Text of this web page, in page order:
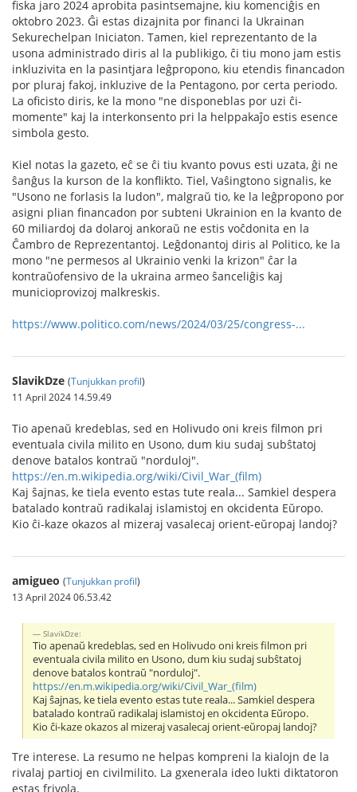
fiska jaro 2024 aprobita pasintsemajne, kiu komenciĝis en
oktobro 2023. Ĝi estas dizajnita por financi la Ukrainan
Sekurechelpan Iniciaton. Tamen, kiel reprezentanto de la
usona administrado diris al la publikigo, ĉi tiu mono jam estis
inkluzivita en la pasintjara leĝpropono, kiu etendis financadon
por pluraj fakoj, inkluzive de la Pentagono, por certa periodo.
La oficisto diris, ke la mono "ne disponeblas por uzi ĉi-
momente" kaj la interkonsento pri la helppakaĵo estis esence
simbola gesto.
Kiel notas la gazeto, eĉ se ĉi tiu kvanto povus esti uzata, ĝi ne
ŝanĝus la kurson de la konflikto. Tiel, Vaŝingtono signalis, ke
"Usono ne forlasis la ludon", malgraŭ tio, ke la leĝpropono por
asigni plian financadon por subteni Ukrainion en la kvanto de
60 miliardoj da dolaroj ankoraŭ ne estis voĉdonita en la
Ĉambro de Reprezentantoj. Leĝdonantoj diris al Politico, ke la
mono "ne permesos al Ukrainio venki la krizon" ĉar la
kontraŭofensivo de la ukraina armeo ŝanceliĝis kaj
municioprovizoj malkreskis.
https://www.politico.com/news/2024/03/25/congress-...
SlavikDze (Tunjukkan profil)
11 April 2024 14.59.49
Tio apenaŭ kredeblas, sed en Holivudo oni kreis filmon pri
eventuala civila milito en Usono, dum kiu sudaj subŝtatoj
denove batalos kontraŭ "norduloj".
https://en.m.wikipedia.org/wiki/Civil_War_(film)
Kaj ŝajnas, ke tiela evento estas tute reala... Samkiel despera
batalado kontraŭ radikalaj islamistoj en okcidenta Eŭropo.
Kio ĉi-kaze okazos al mizeraj vasalecaj orient-eŭropaj landoj?
amigueo (Tunjukkan profil)
13 April 2024 06.53.42
SlavikDze:
Tio apenaŭ kredeblas, sed en Holivudo oni kreis filmon pri
eventuala civila milito en Usono, dum kiu sudaj subŝtatoj
denove batalos kontraŭ "norduloj".
https://en.m.wikipedia.org/wiki/Civil_War_(film)
Kaj ŝajnas, ke tiela evento estas tute reala... Samkiel despera
batalado kontraŭ radikalaj islamistoj en okcidenta Eŭropo.
Kio ĉi-kaze okazos al mizeraj vasalecaj orient-eŭropaj landoj?
Tre interese. La resumo ne helpas kompreni la kialojn de la
rivalaj partioj en civilmilito. La gxenerala ideo lukti diktatoron
estas frivola.